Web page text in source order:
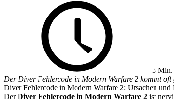
3 Min.
Der Diver Fehlercode in Modern Warfare 2 kommt
Diver Fehlercode in Modern Warfare 2: Ursachen und
DerDiver Fehlercode in Modern Warfare 2 ist